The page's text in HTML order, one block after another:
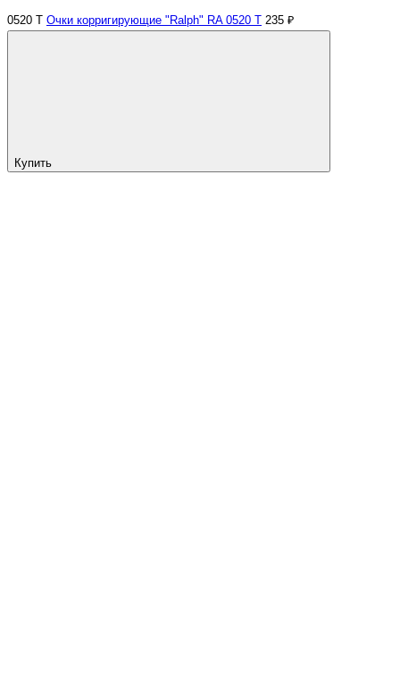
0520 Т Очки корригирующие "Ralph" RA 0520 Т 235 ₽
Купить